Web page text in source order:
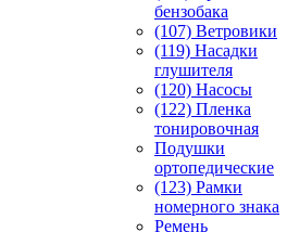
бензобака
(107) Ветровики
(119) Насадки
глушителя
(120) Насосы
(122) Пленка
тонировочная
Подушки
ортопедические
(123) Рамки
номерного знака
Ремень